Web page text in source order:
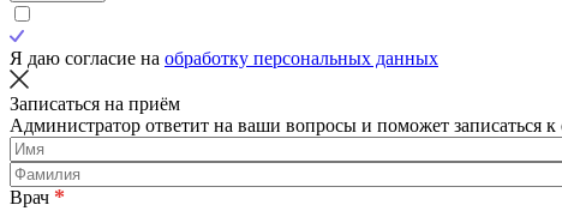
Я даю согласие на обработку персональных данных
Записаться на приём
Администратор ответит на ваши вопросы и поможет записаться к
Врач *